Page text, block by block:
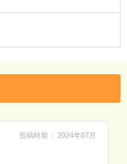
投稿時期 2024年07月